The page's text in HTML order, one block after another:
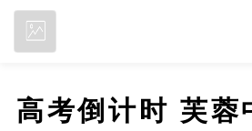
高考倒计时 芙蓉